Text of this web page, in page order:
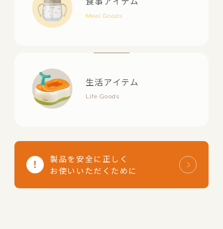
生活アイテム
製品を安全に正しく
お使いいただくために